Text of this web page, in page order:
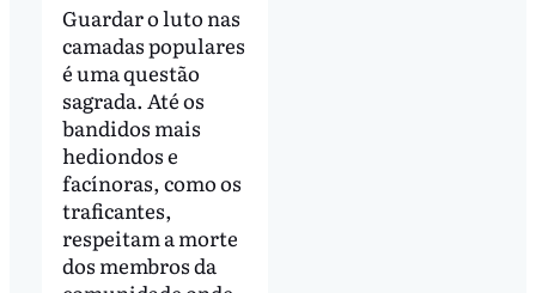
Guardar o luto nas
camadas populares
é uma questão
sagrada. Até os
bandidos mais
hediondos e
facínoras, como os
traficantes,
respeitam a morte
dos membros da